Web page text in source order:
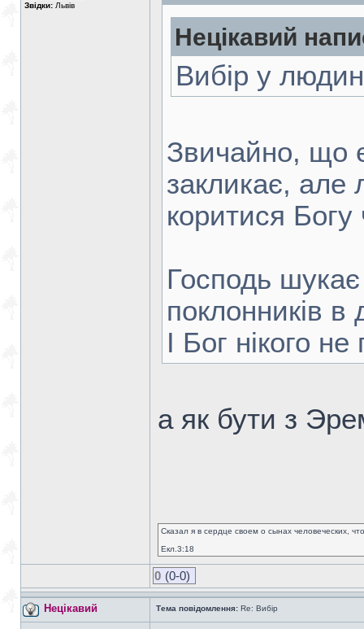
Звідки: Львів
Нецікавий
Вибір у
Звичайно, що
закликає,
коритися Богу
Господь
поклонників в
І Бог нікого
а як бути з
Сказал я в сердце своем о сынах человеческих,
Екл.3:18
0 (0-0)
Нецікавий Тема повідомлення: Re: Вибір